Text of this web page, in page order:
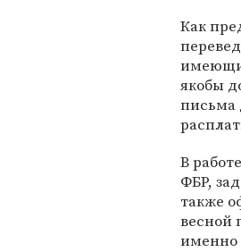
Как
якобы
письма
В
ФБР,
также
весной
именно